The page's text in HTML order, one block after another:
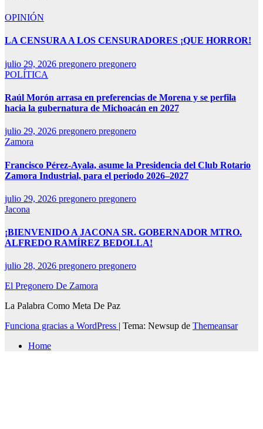
OPINIÓN
LA CENSURA A LOS CENSURADORES ¡QUE HORROR!
julio 29, 2026 pregonero pregonero
POLÍTICA
Raúl Morón arrasa en preferencias de Morena y se perfila
hacia la gubernatura de Michoacán en 2027
julio 29, 2026 pregonero pregonero
Zamora
Francisco Pérez-Ayala, asume la Presidencia del Club Rotario
Zamora Industrial, para el periodo 2026–2027
julio 29, 2026 pregonero pregonero
Jacona
¡BIENVENIDO A JACONA SR. GOBERNADOR MTRO.
ALFREDO RAMÍREZ BEDOLLA!
julio 28, 2026 pregonero pregonero
El Pregonero De Zamora
La Palabra Como Meta De Paz
Funciona gracias a WordPress | Tema: Newsup de Themeansar
Home